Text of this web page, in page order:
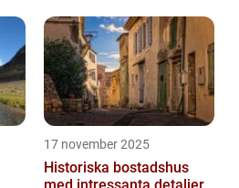
17 november 2025
Historiska bostadshus